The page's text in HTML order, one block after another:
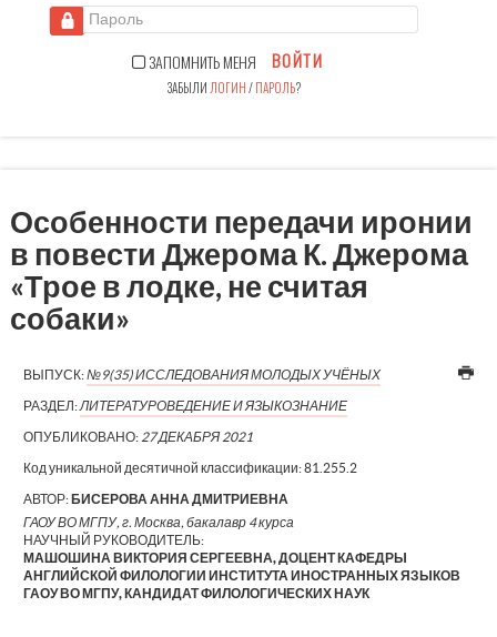
Пароль
ЗАПОМНИТЬ МЕНЯ ВОЙТИ
ЗАБЫЛИ ЛОГИН/ПАРОЛЬ?
Особенности передачи иронии
в повести Джерома К. Джерома
«Трое в лодке, не считая
собаки»
ВЫПУСК:№9(35) ИССЛЕДОВАНИЯ МОЛОДЫХ УЧЁНЫХ
РАЗДЕЛ:ЛИТЕРАТУРОВЕДЕНИЕ И ЯЗЫКОЗНАНИЕ
ОПУБЛИКОВАНО: 27 ДЕКАБРЯ 2021
Код уникальной десятичной классификации:81.255.2
АВТОР:БИСЕРОВА АННА ДМИТРИЕВНА
ГАОУ ВО МГПУ, г. Москва, бакалавр 4 курса
НАУЧНЫЙ РУКОВОДИТЕЛЬ:
МАШОШИНА ВИКТОРИЯ СЕРГЕЕВНА, ДОЦЕНТ КАФЕДРЫ
АНГЛИЙСКОЙ ФИЛОЛОГИИ ИНСТИТУТА ИНОСТРАННЫХ ЯЗЫКОВ
ГАОУ ВО МГПУ, КАНДИДАТ ФИЛОЛОГИЧЕСКИХ НАУК